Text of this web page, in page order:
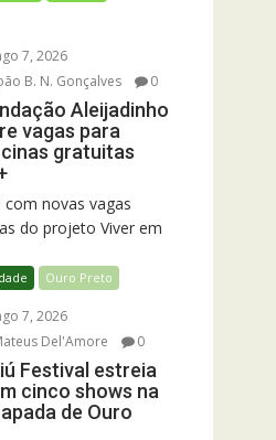
7, 2026
B. N. Gonçalves
0
Aleijadinho
vagas para
gratuitas
novas vagas
do projeto Viver em
Ouro Preto
7, 2026
Del'Amore
0
Festival estreia
cinco shows na
de Ouro